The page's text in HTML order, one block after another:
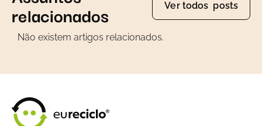
relacionados Ver todos posts
Não existem artigos relacionados.